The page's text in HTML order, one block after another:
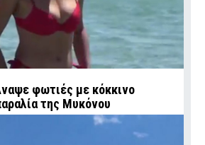
φωτιές με κόκκινο
της Μυκόνου